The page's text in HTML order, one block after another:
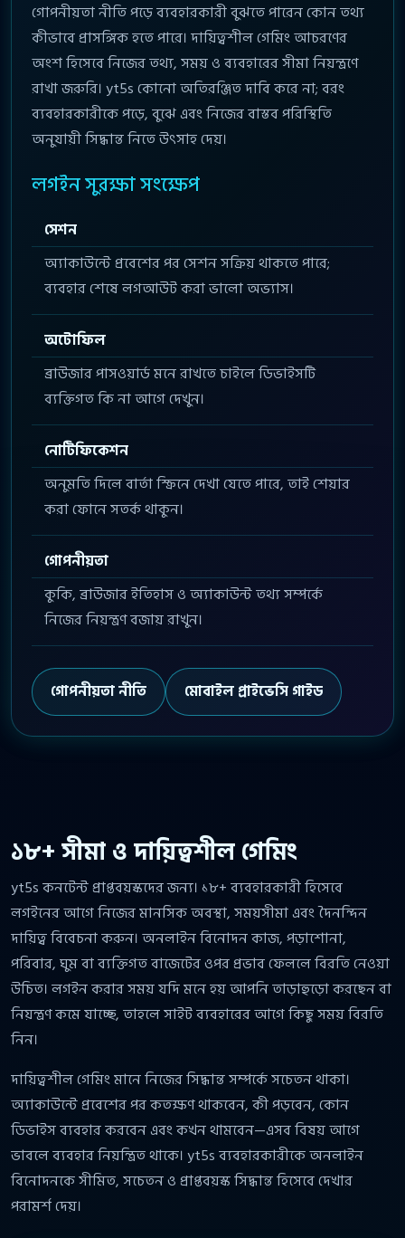
গোপনীয়তা নীতি পড়ে ব্যবহারকারী বুঝতে পারেন কোন তথ্য
কীভাবে প্রাসঙ্গিক হতে পারে। দায়িত্বশীল গেমিং আচরণের
অংশ হিসেবে নিজের তথ্য, সময় ও ব্যবহারের সীমা নিয়ন্ত্রণে
রাখা জরুরি। yt5s কোনো অতিরঞ্জিত দাবি করে না; বরং
ব্যবহারকারীকে পড়ে, বুঝে এবং নিজের বাস্তব পরিস্থিতি
অনুযায়ী সিদ্ধান্ত নিতে উৎসাহ দেয়।
লগইন সুরক্ষা সংক্ষেপ
সেশন
অ্যাকাউন্টে প্রবেশের পর সেশন সক্রিয় থাকতে পারে;
ব্যবহার শেষে লগআউট করা ভালো অভ্যাস।
অটোফিল
ব্রাউজার পাসওয়ার্ড মনে রাখতে চাইলে ডিভাইসটি
ব্যক্তিগত কি না আগে দেখুন।
নোটিফিকেশন
অনুমতি দিলে বার্তা স্ক্রিনে দেখা যেতে পারে, তাই শেয়ার
করা ফোনে সতর্ক থাকুন।
গোপনীয়তা
কুকি, ব্রাউজার ইতিহাস ও অ্যাকাউন্ট তথ্য সম্পর্কে
নিজের নিয়ন্ত্রণ বজায় রাখুন।
গোপনীয়তা নীতি মোবাইল প্রাইভেসি গাইড
১৮+ সীমা ও দায়িত্বশীল গেমিং
yt5s কনটেন্ট প্রাপ্তবয়স্কদের জন্য। ১৮+ ব্যবহারকারী হিসেবে
লগইনের আগে নিজের মানসিক অবস্থা, সময়সীমা এবং দৈনন্দিন
দায়িত্ব বিবেচনা করুন। অনলাইন বিনোদন কাজ, পড়াশোনা,
পরিবার, ঘুম বা ব্যক্তিগত বাজেটের ওপর প্রভাব ফেললে বিরতি নেওয়া
উচিত। লগইন করার সময় যদি মনে হয় আপনি তাড়াহুড়ো করছেন বা
নিয়ন্ত্রণ কমে যাচ্ছে, তাহলে সাইট ব্যবহারের আগে কিছু সময় বিরতি
নিন।
দায়িত্বশীল গেমিং মানে নিজের সিদ্ধান্ত সম্পর্কে সচেতন থাকা।
অ্যাকাউন্টে প্রবেশের পর কতক্ষণ থাকবেন, কী পড়বেন, কোন
ডিভাইস ব্যবহার করবেন এবং কখন থামবেন—এসব বিষয় আগে
ভাবলে ব্যবহার নিয়ন্ত্রিত থাকে। yt5s ব্যবহারকারীকে অনলাইন
বিনোদনকে সীমিত, সচেতন ও প্রাপ্তবয়স্ক সিদ্ধান্ত হিসেবে দেখার
পরামর্শ দেয়।